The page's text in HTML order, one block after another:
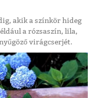
akik a színkör hideg
a rózsaszín, lila,
virágcserjét.